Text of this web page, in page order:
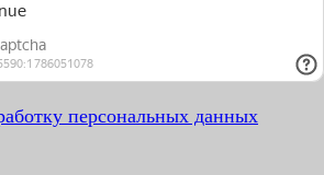
персональных данных